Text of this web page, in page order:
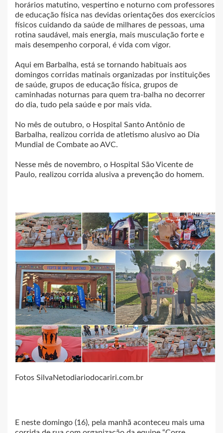
horários matutino, vespertino e noturno com professores
de educação física nas devidas orientações dos exercícios
físicos cuidando da saúde de milhares de pessoas, uma
rotina saudável, mais energia, mais musculação forte e
mais desempenho corporal, é vida com vigor.
Aqui em Barbalha, está se tornando habituais aos
domingos corridas matinais organizadas por instituições
de saúde, grupos de educação física, grupos de
caminhadas noturnas para quem tra-balha no decorrer
do dia, tudo pela saúde e por mais vida.
No mês de outubro, o Hospital Santo Antônio de
Barbalha, realizou corrida de atletismo alusivo ao Dia
Mundial de Combate ao AVC.
Nesse mês de novembro, o Hospital São Vicente de
Paulo, realizou corrida alusiva a prevenção do homem.
Fotos SilvaNetodiariodocariri.com.br
E neste domingo (16), pela manhã aconteceu mais uma